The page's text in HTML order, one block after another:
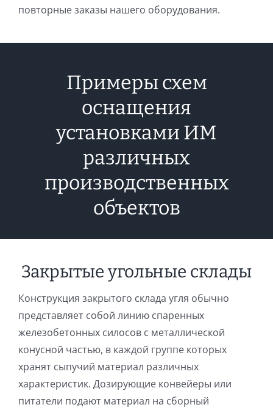
повторные заказы нашего оборудования.
Примеры схем
оснащения
установками ИМ
различных
производственных
объектов
Закрытые угольные склады
Конструкция закрытого склада угля обычно
представляет собой линию спаренных
железобетонных силосов с металлической
конусной частью, в каждой группе которых
хранят сыпучий материал различных
характеристик. Дозирующие конвейеры или
питатели подают материал на сборный